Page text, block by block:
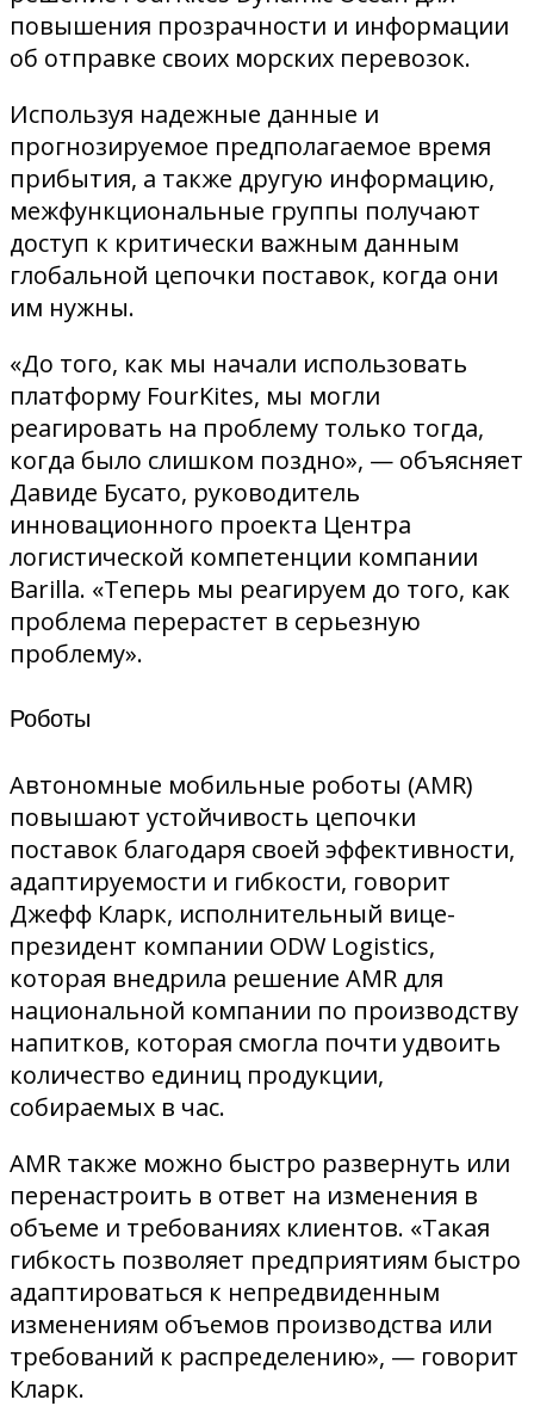
повышения прозрачности и информации
об отправке своих морских перевозок.
Используя надежные данные и
прогнозируемое предполагаемое время
прибытия, а также другую информацию,
межфункциональные группы получают
доступ к критически важным данным
глобальной цепочки поставок, когда они
им нужны.
«До того, как мы начали использовать
платформу FourKites, мы могли
реагировать на проблему только тогда,
когда было слишком поздно», — объясняет
Давиде Бусато, руководитель
инновационного проекта Центра
логистической компетенции компании
Barilla. «Теперь мы реагируем до того, как
проблема перерастет в серьезную
проблему».
Роботы
Автономные мобильные роботы (AMR)
повышают устойчивость цепочки
поставок благодаря своей эффективности,
адаптируемости и гибкости, говорит
Джефф Кларк, исполнительный вице-
президент компании ODW Logistics,
которая внедрила решение AMR для
национальной компании по производству
напитков, которая смогла почти удвоить
количество единиц продукции,
собираемых в час.
AMR также можно быстро развернуть или
перенастроить в ответ на изменения в
объеме и требованиях клиентов. «Такая
гибкость позволяет предприятиям быстро
адаптироваться к непредвиденным
изменениям объемов производства или
требований к распределению», — говорит
Кларк.